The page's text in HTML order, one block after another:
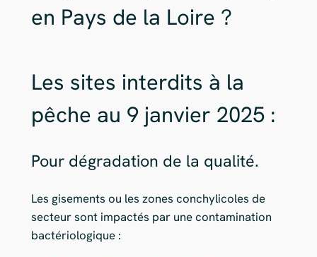
en Pays de la Loire ?
Les sites interdits à la
pêche au 9 janvier 2025 :
Pour dégradation de la qualité.
Les gisements ou les zones conchylicoles de
secteur sont impactés par une contamination
bactériologique :